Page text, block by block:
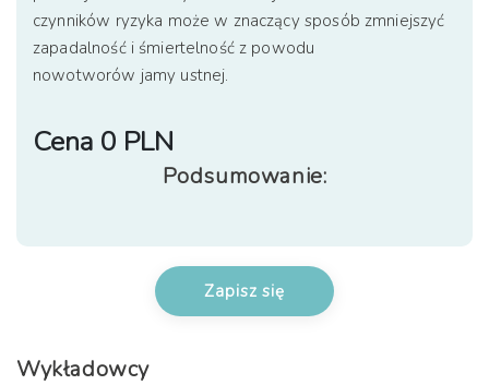
czynników ryzyka może w znaczący sposób zmniejszyć
zapadalność i śmiertelność z powodu
nowotworów jamy ustnej.
Cena 0 PLN
Podsumowanie:
Zapisz się
Wykładowcy